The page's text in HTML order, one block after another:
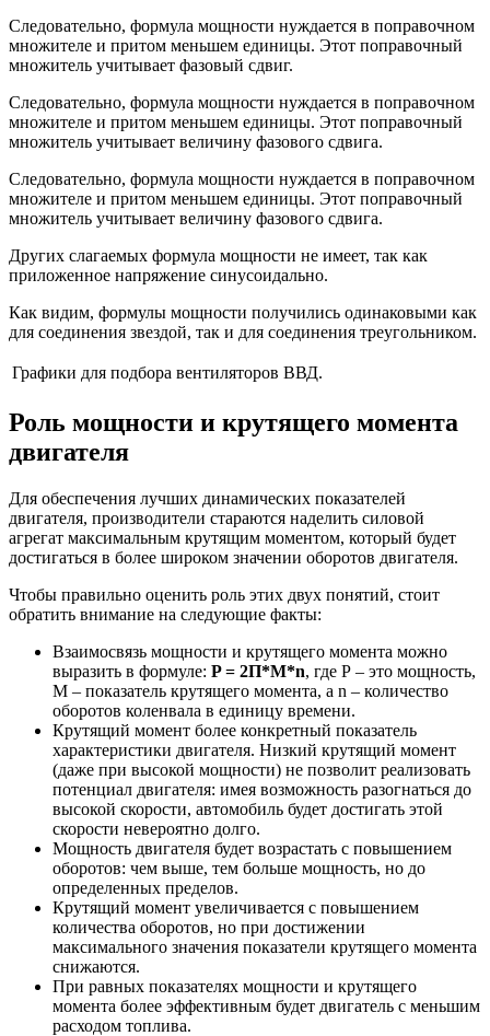
Следовательно, формула мощности нуждается в поправочном
множителе и притом меньшем единицы. Этот поправочный
множитель учитывает фазовый сдвиг.
Следовательно, формула мощности нуждается в поправочном
множителе и притом меньшем единицы. Этот поправочный
множитель учитывает величину фазового сдвига.
Следовательно, формула мощности нуждается в поправочном
множителе и притом меньшем единицы. Этот поправочный
множитель учитывает величину фазового сдвига.
Других слагаемых формула мощности не имеет, так как
приложенное напряжение синусоидально.
Как видим, формулы мощности получились одинаковыми как
для соединения звездой, так и для соединения треугольником.
Графики для подбора вентиляторов ВВД.
Роль мощности и крутящего момента
двигателя
Для обеспечения лучших динамических показателей
двигателя, производители стараются наделить силовой
агрегат максимальным крутящим моментом, который будет
достигаться в более широком значении оборотов двигателя.
Чтобы правильно оценить роль этих двух понятий, стоит
обратить внимание на следующие факты:
Взаимосвязь мощности и крутящего момента можно
выразить в формуле: P = 2П*M*n, где Р – это мощность,
M – показатель крутящего момента, а n – количество
оборотов коленвала в единицу времени.
Крутящий момент более конкретный показатель
характеристики двигателя. Низкий крутящий момент
(даже при высокой мощности) не позволит реализовать
потенциал двигателя: имея возможность разогнаться до
высокой скорости, автомобиль будет достигать этой
скорости невероятно долго.
Мощность двигателя будет возрастать с повышением
оборотов: чем выше, тем больше мощность, но до
определенных пределов.
Крутящий момент увеличивается с повышением
количества оборотов, но при достижении
максимального значения показатели крутящего момента
снижаются.
При равных показателях мощности и крутящего
момента более эффективным будет двигатель с меньшим
расходом топлива.